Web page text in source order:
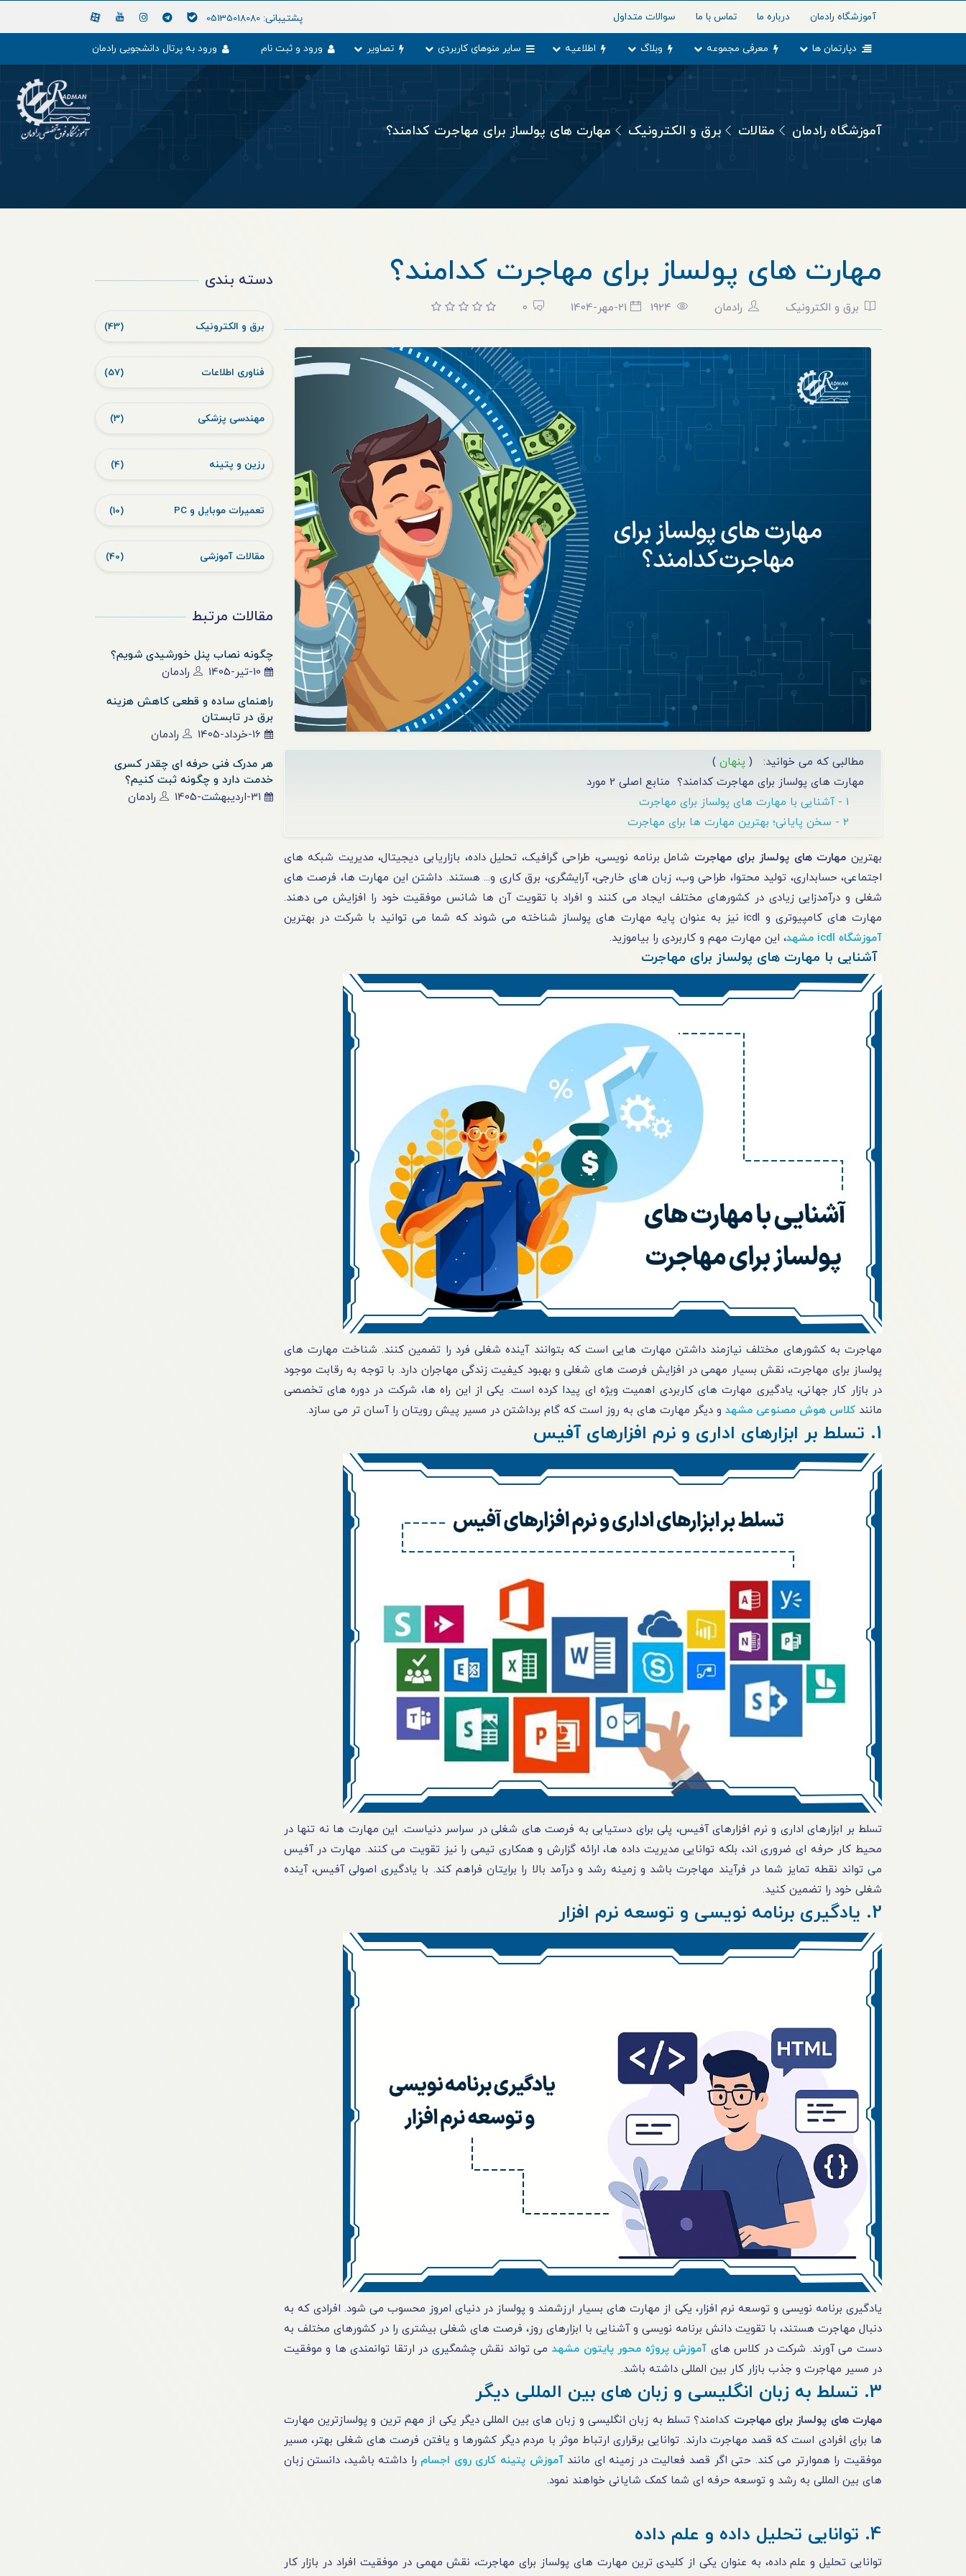
آموزشگاه رادمان درباره ما تماس با ما سوالات متداول پشتیبانی:
دپارتمان ها معرفی مجموعه وبلاگ اطلاعیه سایر منوهای کاربردی تصاویر ورود و ثبت نام ورود به پرتال دانشجویی رادمان
آموزشگاه رادمان مقالات برق و الکترونیک مهارت های پولساز برای مهاجرت کدامند؟
دسته بندی
برق و الکترونیک (43)
فناوری اطلاعات (57)
مهندسی پزشکی (3)
رزین و پتینه (4)
تعمیرات موبایل و PC (10)
مقالات آموزشی (40)
مقالات مرتبط
چگونه نصاب پنل خورشیدی شویم؟
10-تیر-1405
رادمان
راهنمای ساده و قطعی کاهش هزینه
برق در تابستان
16-خرداد-1405
رادمان
هر مدرک فنی حرفه ای چقدر کسری
خدمت دارد و چگونه ثبت کنیم؟
31-اردیبهشت-1405
رادمان
مهارت های پولساز برای مهاجرت کدامند؟
برق و الکترونیک رادمان 1924 21-مهر-1404 0
مطالبی که می خوانید: ( پنهان )
مهارت های پولساز برای مهاجرت کدامند؟ منابع اصلی 2 مورد
بهترین مهارت های پولساز برای مهاجرت شامل برنامه نویسی، طراحی گرافیک، تحلیل داده، بازاریابی دیجیتال، مدیریت شبکه های
اجتماعی، حسابداری، تولید محتوا، طراحی وب، زبان های خارجی، آرایشگری، برق کاری و... هستند. داشتن این مهارت ها، فرصت های
شغلی و درآمدزایی زیادی در کشورهای مختلف ایجاد می کنند و افراد با تقویت آن ها شانس موفقیت خود را افزایش می دهند.
مهارت های کامپیوتری و icdl نیز به عنوان پایه مهارت های پولساز شناخته می شوند که شما می توانید با شرکت در بهترین
آموزشگاه icdl مشهد
، این مهارت مهم و کاربردی را بیاموزید.
آشنایی با مهارت های پولساز برای مهاجرت
مهاجرت به کشورهای مختلف نیازمند داشتن مهارت هایی است که بتوانند آینده شغلی فرد را تضمین کنند. شناخت مهارت های
پولساز برای مهاجرت، نقش بسیار مهمی در افزایش فرصت های شغلی و بهبود کیفیت زندگی مهاجران دارد. با توجه به رقابت موجود
در بازار کار جهانی، یادگیری مهارت های کاربردی اهمیت ویژه ای پیدا کرده است. یکی از این راه ها، شرکت در دوره های تخصصی
مانند کلاس هوش مصنوعی مشهد و دیگر مهارت های به روز است که گام برداشتن در مسیر پیش رویتان را آسان تر می سازد.
1. تسلط بر ابزارهای اداری و نرم افزارهای آفیس
تسلط بر ابزارهای اداری و نرم افزارهای آفیس، پلی برای دستیابی به فرصت های شغلی در سراسر دنیاست. این مهارت ها نه تنها در
محیط کار حرفه ای ضروری اند، بلکه توانایی مدیریت داده ها، ارائه گزارش و همکاری تیمی را نیز تقویت می کنند. مهارت در آفیس
می تواند نقطه تمایز شما در فرآیند مهاجرت باشد و زمینه رشد و درآمد بالا را برایتان فراهم کند. با یادگیری اصولی آفیس، آینده
شغلی خود را تضمین کنید.
2. یادگیری برنامه نویسی و توسعه نرم افزار
یادگیری برنامه نویسی و توسعه نرم افزار، یکی از مهارت های بسیار ارزشمند و پولساز در دنیای امروز محسوب می شود. افرادی که به
دنبال مهاجرت هستند، با تقویت دانش برنامه نویسی و آشنایی با ابزارهای روز، فرصت های شغلی بیشتری را در کشورهای مختلف به
دست می آورند. شرکت در کلاس های آموزش پروژه محور پایتون مشهد می تواند نقش چشمگیری در ارتقا توانمندی ها و موفقیت
در مسیر مهاجرت و جذب بازار کار بین المللی داشته باشد.
3. تسلط به زبان انگلیسی و زبان های بین المللی دیگر
مهارت های پولساز برای مهاجرت کدامند؟ تسلط به زبان انگلیسی و زبان های بین المللی دیگر یکی از مهم ترین و پولسازترین مهارت
ها برای افرادی است که قصد مهاجرت دارند. توانایی برقراری ارتباط موثر با مردم دیگر کشورها و یافتن فرصت های شغلی بهتر، مسیر
موفقیت را هموارتر می کند. حتی اگر قصد فعالیت در زمینه ای مانندآموزش پتینه کاری روی اجسام را داشته باشید، دانستن زبان
های بین المللی به رشد و توسعه حرفه ای شما کمک شایانی خواهند نمود.
4. توانایی تحلیل داده و علم داده
توانایی تحلیل و علم داده، به عنوان یکی از کلیدی ترین مهارت های پولساز برای مهاجرت، نقش مهمی در موفقیت افراد در بازار کار